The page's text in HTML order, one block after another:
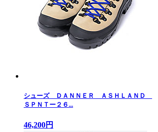
シューズ ＤＡＮＮＥＲ ＡＳＨＬＡＮＤ
ＳＰＮＴー２６...
46,200円